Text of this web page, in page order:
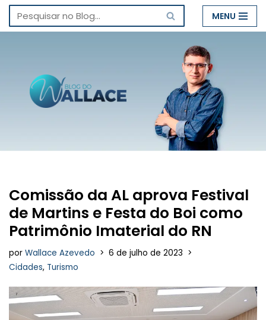
Pular
conteúdo
MENU
Comissão da AL aprova Festival
de Martins e Festa do Boi como
Patrimônio Imaterial do RN
por Wallace Azevedo
6 de julho de 2023
Cidades, Turismo